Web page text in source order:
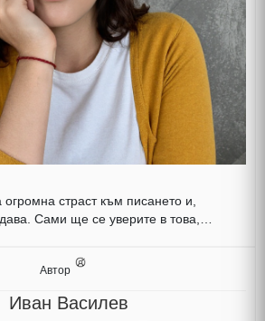
страст към писането и,
Сами ще се уверите в това,…
Автор
Иван Василев